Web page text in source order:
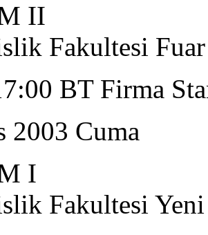
II
Fakultesi
BT Firma
2003 Cuma
I
Fakultesi